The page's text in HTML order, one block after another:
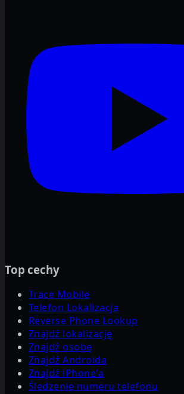
Top cechy
Trace Mobile
Telefon Lokalizacja
Reverse Phone Lookup
Znajdź lokalizację
Znajdź osobę
Znajdź Androida
Znajdź iPhone'a
Śledzenie numeru telefonu